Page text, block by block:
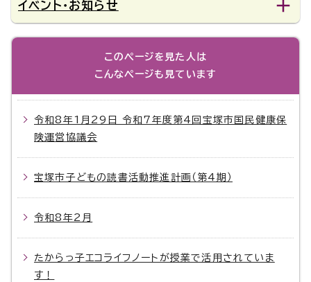
イベント・お知らせ
このページを見た人は
こんなページも見ています
令和8年1月29日 令和7年度第4回宝塚市国民健康保
険運営協議会
宝塚市子どもの読書活動推進計画（第4期）
令和8年2月
たからっ子エコライフノートが授業で活用されていま
す！